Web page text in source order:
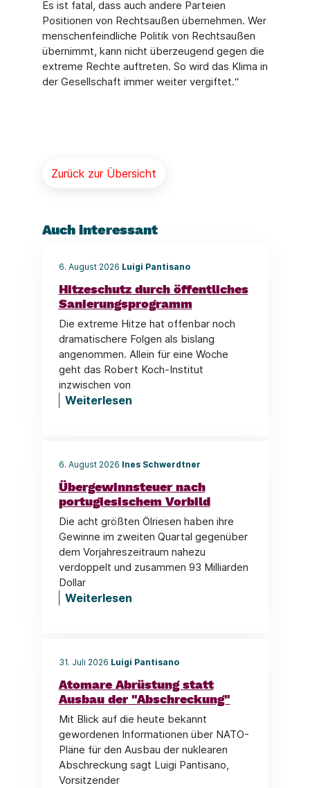
Es ist fatal, dass auch andere Parteien
Positionen von Rechtsaußen übernehmen. Wer
menschenfeindliche Politik von Rechtsaußen
übernimmt, kann nicht überzeugend gegen die
extreme Rechte auftreten. So wird das Klima in
der Gesellschaft immer weiter vergiftet.“
Zurück zur Übersicht
Auch interessant
6. August 2026 Luigi Pantisano
Hitzeschutz durch öffentliches
Sanierungsprogramm
Die extreme Hitze hat offenbar noch
dramatischere Folgen als bislang
angenommen. Allein für eine Woche
geht das Robert Koch-Institut
inzwischen von
Weiterlesen
6. August 2026 Ines Schwerdtner
Übergewinnsteuer nach
portugiesischem Vorbild
Die acht größten Ölriesen haben ihre
Gewinne im zweiten Quartal gegenüber
dem Vorjahreszeitraum nahezu
verdoppelt und zusammen 93 Milliarden
Dollar
Weiterlesen
31. Juli 2026 Luigi Pantisano
Atomare Abrüstung statt
Ausbau der "Abschreckung"
Mit Blick auf die heute bekannt
gewordenen Informationen über NATO-
Pläne für den Ausbau der nuklearen
Abschreckung sagt Luigi Pantisano,
Vorsitzender